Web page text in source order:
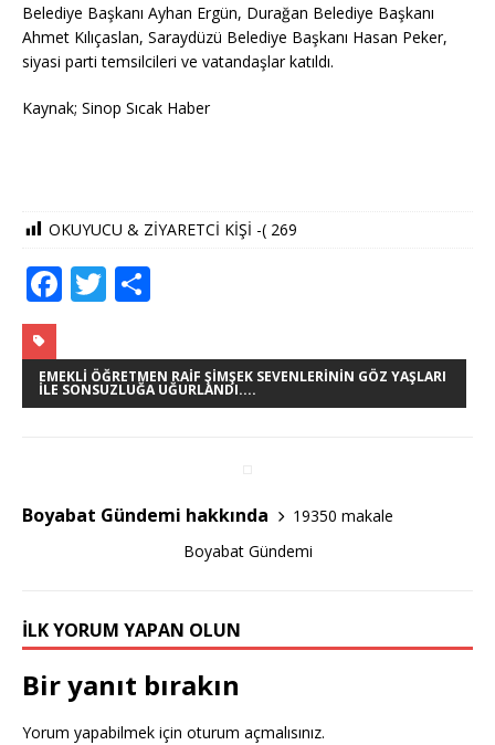
Belediye Başkanı Ayhan Ergün, Durağan Belediye Başkanı
Ahmet Kılıçaslan, Saraydüzü Belediye Başkanı Hasan Peker,
siyasi parti temsilcileri ve vatandaşlar katıldı.
Kaynak; Sinop Sıcak Haber
OKUYUCU & ZİYARETCİ KİŞİ -( 269
F
c
e
o
k
T
it
te
ar
e
EMEKLI ÖĞRETMEN RAIF ŞIMŞEK SEVENLERININ GÖZ YAŞLARI
ILE SONSUZLUĞA UĞURLANDI....
Boyabat Gündemi hakkında
19350 makale
Boyabat Gündemi
İLK YORUM YAPAN OLUN
Bir yanıt bırakın
Yorum yapabilmek için oturum açmalısınız.